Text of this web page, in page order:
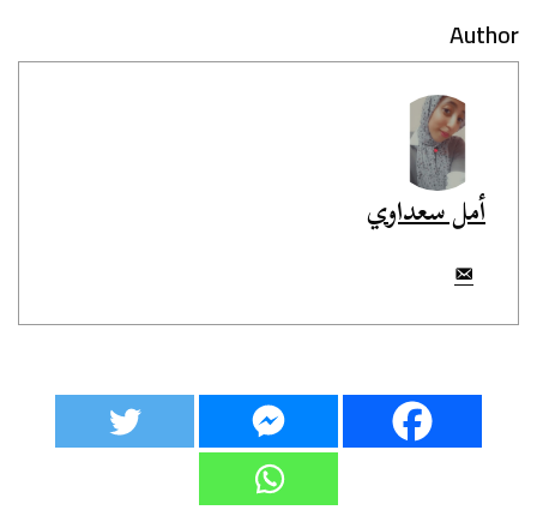
Author
أمل سعداوي